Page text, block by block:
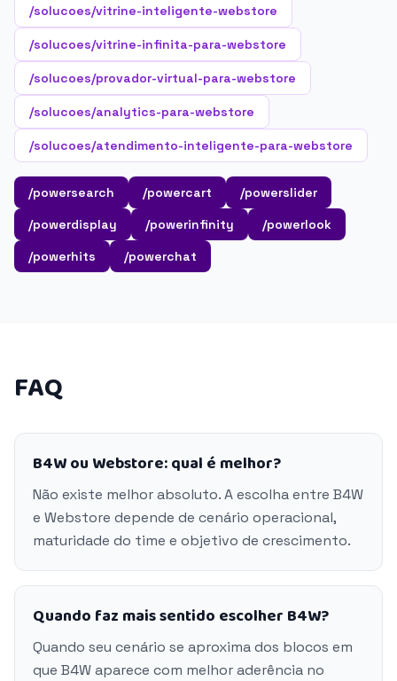
/solucoes/vitrine-inteligente-webstore
/solucoes/vitrine-infinita-para-webstore
/solucoes/provador-virtual-para-webstore
/solucoes/analytics-para-webstore
/solucoes/atendimento-inteligente-para-webstore
/powersearch /powercart
/powerslider
/powerdisplay
/powerinfinity
/powerlook
/powerhits
/powerchat
FAQ
B4W ou Webstore: qual é melhor?
Não existe melhor absoluto. A escolha entre B4W
e Webstore depende de cenário operacional,
maturidade do time e objetivo de crescimento.
Quando faz mais sentido escolher B4W?
Quando seu cenário se aproxima dos blocos em
que B4W aparece com melhor aderência no